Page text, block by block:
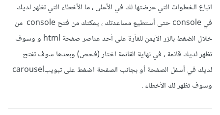
ثم في ملف index.html وضعت رابط التضمين :
<script src="https://code.jquery.com/jquery-
3.6.0.min.js"></script>
لم تعمل الأزرار ، هل jquery هي المسؤولة عن الأزرار أم يكفي كود
bootstrap ?
اتباع الخطوات التي عرضتها لك في الأعلى ، ما الأخطاء التي تظهر لديك
في console حتى أستطيع مساعدتك ، يمكنك من فتح console من
خلال الضغط بالزر الأيمن للفأرة على أحد عناصر صفحة html و وسوف
تظهر لديك قائمة ، في نهاية القائمة اختار (فحص) وبعدها سوف تفتح
لديك في أسفل الصفحة أو بجانب الصفحة اضغط على تبويبcarousel
وسوف تظهر لك الأخطاء .